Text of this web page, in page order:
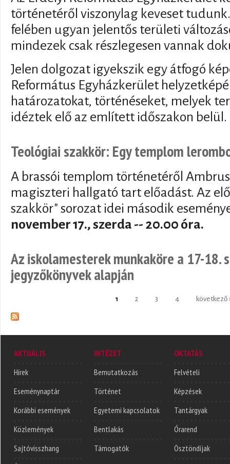
történetéről viszonylag keveset
felében ugyan jelentős területi
mindezek csak részlegesen vannak
Jelen dolgozat igyekszik egy átfogó
Református Egyházkerület
határozatokat, történéseket, melyek
idéztek elő az említett időszakon belül.
Teológiai szakkör: Egy templom
A brassói templom történetéről
magiszteri hallgató tart előadást. Az
szakkör" sorozat idei második
november 17., szerda -- 20.00 óra.
Az iskolamesterek munkaköre a 17-18.
jegyzőkönyvek alapján
1 2 3 4 következő
AKTUÁLIS
Hírek
Eseménynaptár
Korábbi események
Közlemények
Sajtóvisszhang
INTÉZET
Bemutatkozás
Történet
Egyetemi kapcsolatok
Bentlakás
Támogatók
OKTATÁS
Felvételi
Képzések
Tantárgyak
Órarend
Ösztöndíjak